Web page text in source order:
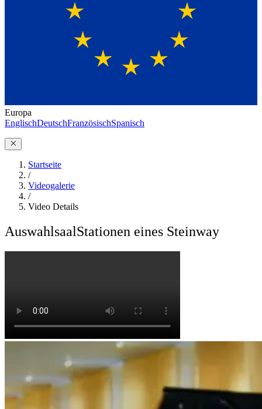
Europa
EnglischDeutschFranzösischSpanisch
Startseite
/
Videogalerie
/
Video Details
AuswahlsaalStationen eines Steinway